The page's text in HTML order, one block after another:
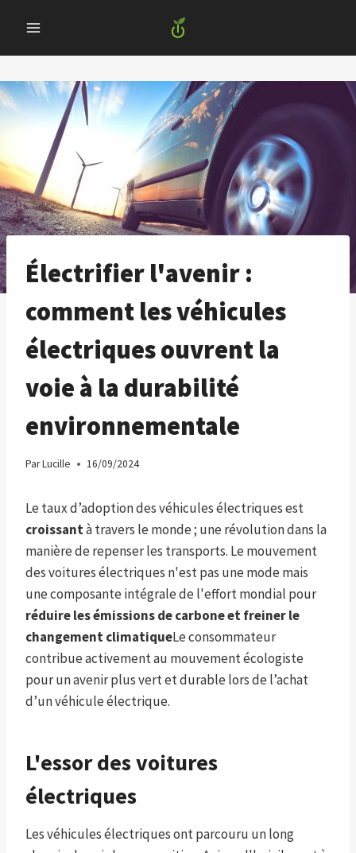
content
Électrifier l'avenir :
comment les véhicules
électriques ouvrent la
voie à la durabilité
environnementale
ParLucille 16/09/2024
Le taux d’adoption des véhicules électriques est
croissantà travers le monde ; une révolution dans la
manière de repenser les transports. Le mouvement
des voitures électriques n'est pas une mode mais
une composante intégrale de l'effort mondial pour
réduire les émissions de carbone et freiner le
changement climatiqueLe consommateur
contribue activement au mouvement écologiste
pour un avenir plus vert et durable lors de l’achat
d’un véhicule électrique.
L'essor des voitures
électriques
Les véhicules électriques ont parcouru un long